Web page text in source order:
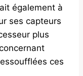
également à
ses capteurs
plus
ces